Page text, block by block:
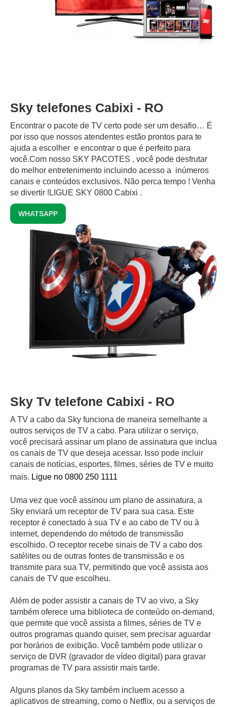
Sky telefones Cabixi - RO
Encontrar o pacote de TV certo pode ser um desafio… É
por isso que nossos atendentes estão prontos para te
ajuda a escolher e encontrar o que é perfeito para
você.Com nosso SKY PACOTES , você pode desfrutar
do melhor entretenimento incluindo acesso a inúmeros
canais e conteúdos exclusivos.‍ Não perca tempo ! Venha
se divertir !LIGUE SKY 0800 Cabixi .
WHATSAPP
Sky Tv telefone Cabixi - RO
A TV a cabo da Sky funciona de maneira semelhante a
outros serviços de TV a cabo. Para utilizar o serviço,
você precisará assinar um plano de assinatura que inclua
os canais de TV que deseja acessar. Isso pode incluir
canais de notícias, esportes, filmes, séries de TV e muito
mais. Ligue no 0800 250 1111
Uma vez que você assinou um plano de assinatura, a
Sky enviará um receptor de TV para sua casa. Este
receptor é conectado à sua TV e ao cabo de TV ou à
internet, dependendo do método de transmissão
escolhido. O receptor recebe sinais de TV a cabo dos
satélites ou de outras fontes de transmissão e os
transmite para sua TV, permitindo que você assista aos
canais de TV que escolheu.
Além de poder assistir a canais de TV ao vivo, a Sky
também oferece uma biblioteca de conteúdo on-demand,
que permite que você assista a filmes, séries de TV e
outros programas quando quiser, sem precisar aguardar
por horários de exibição. Você também pode utilizar o
serviço de DVR (gravador de vídeo digital) para gravar
programas de TV para assistir mais tarde.
Alguns planos da Sky também incluem acesso a
aplicativos de streaming, como o Netflix, ou a serviços de